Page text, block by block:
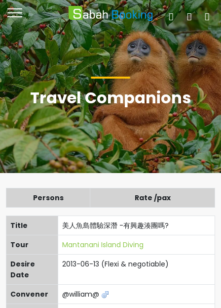
Travel Companions
Persons Rate /pax
Title
美人魚島體驗深潛 -有興趣湊團嗎?
Tour
Mantanani Island Diving
Desire
Date
2013-06-13 (Flexi & negotiable)
Convener
@william@